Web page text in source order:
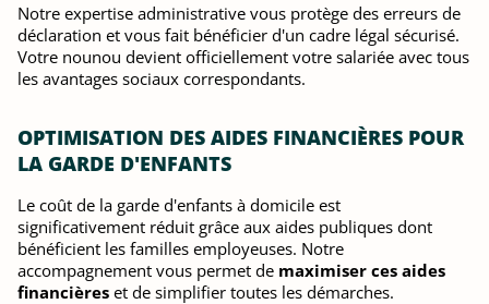
Notre expertise administrative vous protège des erreurs de
déclaration et vous fait bénéficier d'un cadre légal sécurisé.
Votre nounou devient officiellement votre salariée avec tous
les avantages sociaux correspondants.
OPTIMISATION DES AIDES FINANCIÈRES POUR
LA GARDE D'ENFANTS
Le coût de la garde d'enfants à domicile est
significativement réduit grâce aux aides publiques dont
bénéficient les familles employeuses. Notre
accompagnement vous permet de maximiser ces aides
financières et de simplifier toutes les démarches.